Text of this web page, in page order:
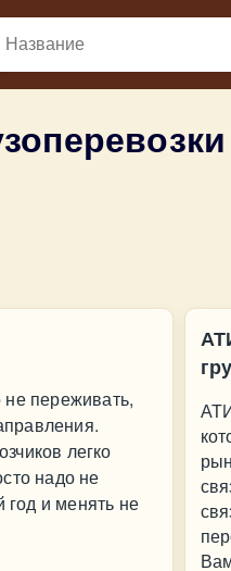
переживать,
легко
надо не
и менять не